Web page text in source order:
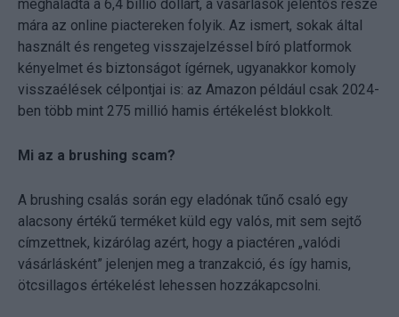
meghaladta a 6,4 billió dollárt, a vásárlások jelentős része
mára az online piactereken folyik. Az ismert, sokak által
használt és rengeteg visszajelzéssel bíró platformok
kényelmet és biztonságot ígérnek, ugyanakkor komoly
visszaélések célpontjai is: az Amazon például csak 2024-
ben több mint 275 millió hamis értékelést blokkolt.
Mi az a brushing scam?
A brushing csalás során egy eladónak tűnő csaló egy
alacsony értékű terméket küld egy valós, mit sem sejtő
címzettnek, kizárólag azért, hogy a piactéren „valódi
vásárlásként” jelenjen meg a tranzakció, és így hamis,
ötcsillagos értékelést lehessen hozzákapcsolni.